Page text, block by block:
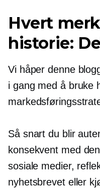
Hvert
historie:
Vi håper denne
i gang med å bruke
Så snart du blir
konsekvent med
sosiale medier,
nyhetsbrevet eller